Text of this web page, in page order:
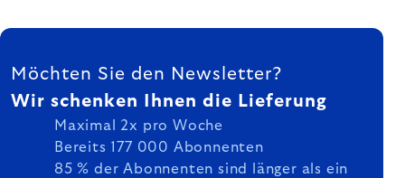
FUSSZEILE
Möchten Sie den Newsletter?
Wir schenken Ihnen die Lieferung
Maximal 2x pro Woche
Bereits 177 000 Abonnenten
85 % der Abonnenten sind länger als ein